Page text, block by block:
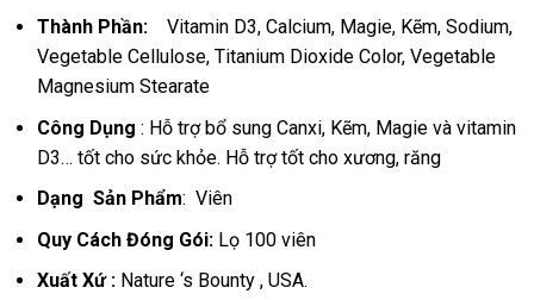
Thành Phần: Vitamin D3, Calcium, Magie, Kẽm, Sodium,
Vegetable Cellulose, Titanium Dioxide Color, Vegetable
Magnesium Stearate
Công Dụng : Hỗ trợ bổ sung Canxi, Kẽm, Magie và vitamin
D3… tốt cho sức khỏe. Hỗ trợ tốt cho xương, răng
Dạng Sản Phẩm: Viên
Quy Cách Đóng Gói:Lọ 100 viên
Xuất Xứ : Nature ‘s Bounty , USA.